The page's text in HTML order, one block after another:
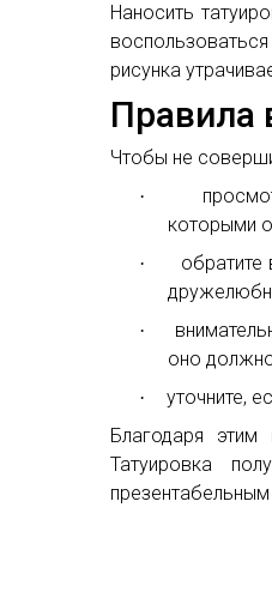
Наносить
рисунка
Правила
Чтобы не
·
которыми
·
·
оно
·
уточните,
Благодаря
Татуировка